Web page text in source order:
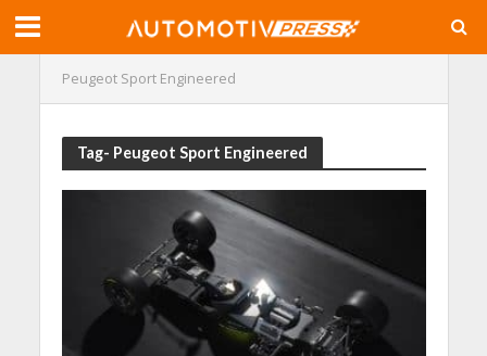
Peugeot Sport Engineered
Tag- Peugeot Sport Engineered